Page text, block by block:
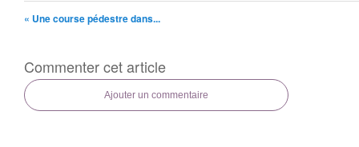
« Une course pédestre dans...
Commenter cet article
Ajouter un commentaire